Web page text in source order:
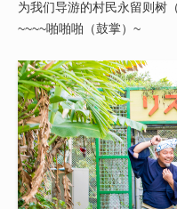
为我们导游的村民永留则树
~~~~啪啪啪（鼓掌）~